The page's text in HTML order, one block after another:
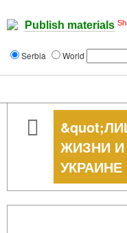
Publish materials
Serbia World
ЖИЗНИ И